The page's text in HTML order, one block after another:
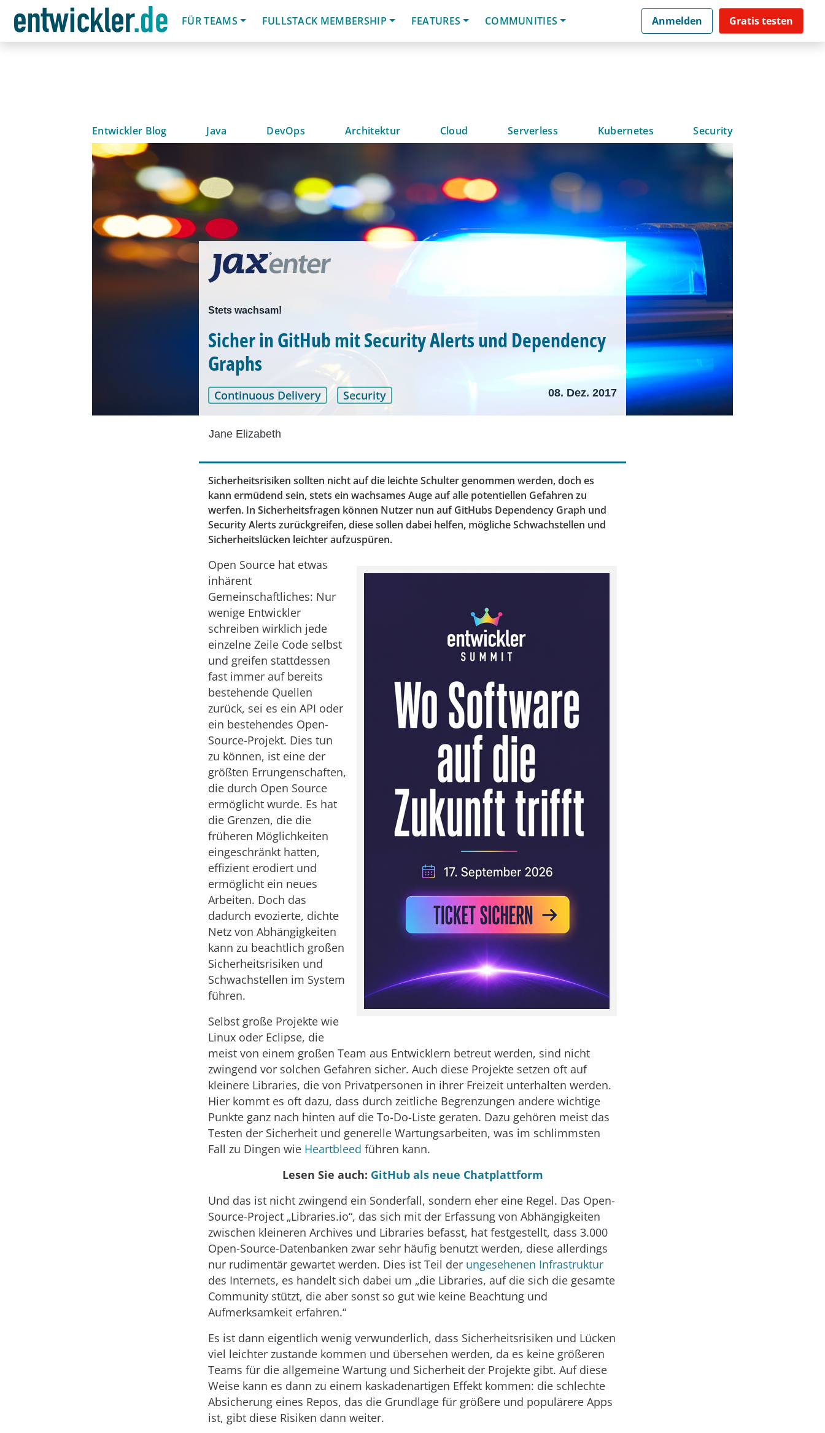
FÜR TEAMS
FULLSTACK MEMBERSHIP FEATURES COMMUNITIES Anmelden Gratis testen
Entwickler Blog Java DevOps Architektur Cloud Serverless Kubernetes Security
Stets wachsam!
Sicher in GitHub mit Security Alerts und Dependency
Graphs
Continuous Delivery Security 08. Dez. 2017
Jane Elizabeth
Sicherheitsrisiken sollten nicht auf die leichte Schulter genommen werden, doch es
kann ermüdend sein, stets ein wachsames Auge auf alle potentiellen Gefahren zu
werfen. In Sicherheitsfragen können Nutzer nun auf GitHubs Dependency Graph und
Security Alerts zurückgreifen, diese sollen dabei helfen, mögliche Schwachstellen und
Sicherheitslücken leichter aufzuspüren.
Open Source hat etwas
inhärent
Gemeinschaftliches: Nur
wenige Entwickler
schreiben wirklich jede
einzelne Zeile Code selbst
und greifen stattdessen
fast immer auf bereits
bestehende Quellen
zurück, sei es ein API oder
ein bestehendes Open-
Source-Projekt. Dies tun
zu können, ist eine der
größten Errungenschaften,
die durch Open Source
ermöglicht wurde. Es hat
die Grenzen, die die
früheren Möglichkeiten
eingeschränkt hatten,
effizient erodiert und
ermöglicht ein neues
Arbeiten. Doch das
dadurch evozierte, dichte
Netz von Abhängigkeiten
kann zu beachtlich großen
Sicherheitsrisiken und
Schwachstellen im System
führen.
Selbst große Projekte wie
Linux oder Eclipse, die
meist von einem großen Team aus Entwicklern betreut werden, sind nicht
zwingend vor solchen Gefahren sicher. Auch diese Projekte setzen oft auf
kleinere Libraries, die von Privatpersonen in ihrer Freizeit unterhalten werden.
Hier kommt es oft dazu, dass durch zeitliche Begrenzungen andere wichtige
Punkte ganz nach hinten auf die To-Do-Liste geraten. Dazu gehören meist das
Testen der Sicherheit und generelle Wartungsarbeiten, was im schlimmsten
Fall zu Dingen wie Heartbleed führen kann.
Lesen Sie auch: GitHub als neue Chatplattform
Und das ist nicht zwingend ein Sonderfall, sondern eher eine Regel. Das Open-
Source-Project „Libraries.io“, das sich mit der Erfassung von Abhängigkeiten
zwischen kleineren Archives und Libraries befasst, hat festgestellt, dass 3.000
Open-Source-Datenbanken zwar sehr häufig benutzt werden, diese allerdings
nur rudimentär gewartet werden. Dies ist Teil der ungesehenen Infrastruktur
des Internets, es handelt sich dabei um „die Libraries, auf die sich die gesamte
Community stützt, die aber sonst so gut wie keine Beachtung und
Aufmerksamkeit erfahren.“
Es ist dann eigentlich wenig verwunderlich, dass Sicherheitsrisiken und Lücken
viel leichter zustande kommen und übersehen werden, da es keine größeren
Teams für die allgemeine Wartung und Sicherheit der Projekte gibt. Auf diese
Weise kann es dann zu einem kaskadenartigen Effekt kommen: die schlechte
Absicherung eines Repos, das die Grundlage für größere und populärere Apps
ist, gibt diese Risiken dann weiter.